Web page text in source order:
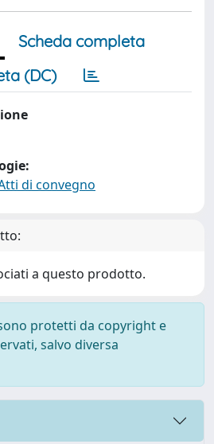
Scheda completa
(DC)
di convegno
a questo prodotto.
protetti da copyright e
salvo diversa